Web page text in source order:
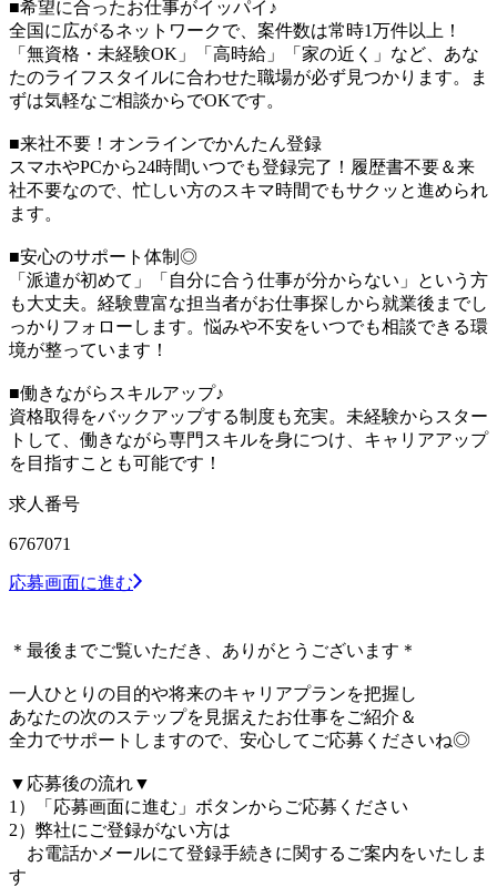
■希望に合ったお仕事がイッパイ♪
全国に広がるネットワークで、案件数は常時1万件以上！
「無資格・未経験OK」「高時給」「家の近く」など、あな
たのライフスタイルに合わせた職場が必ず見つかります。ま
ずは気軽なご相談からでOKです。
■来社不要！オンラインでかんたん登録
スマホやPCから24時間いつでも登録完了！履歴書不要＆来
社不要なので、忙しい方のスキマ時間でもサクッと進められ
ます。
■安心のサポート体制◎
「派遣が初めて」「自分に合う仕事が分からない」という方
も大丈夫。経験豊富な担当者がお仕事探しから就業後までし
っかりフォローします。悩みや不安をいつでも相談できる環
境が整っています！
■働きながらスキルアップ♪
資格取得をバックアップする制度も充実。未経験からスター
トして、働きながら専門スキルを身につけ、キャリアアップ
を目指すことも可能です！
求人番号
6767071
応募画面に進む
＊最後までご覧いただき、ありがとうございます＊
一人ひとりの目的や将来のキャリアプランを把握し
あなたの次のステップを見据えたお仕事をご紹介＆
全力でサポートしますので、安心してご応募くださいね◎
▼応募後の流れ▼
1）「応募画面に進む」ボタンからご応募ください
2）弊社にご登録がない方は
お電話かメールにて登録手続きに関するご案内をいたしま
す